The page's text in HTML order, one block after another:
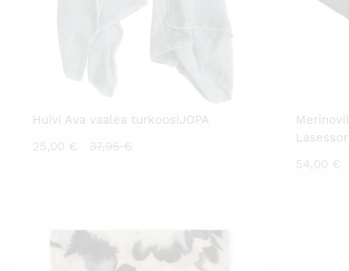
Huivi Ava vaalea turkoosiJOPA
25,00 €
Nykyinen
37,95€Alkuperäinen
Lasessor
54,00 €